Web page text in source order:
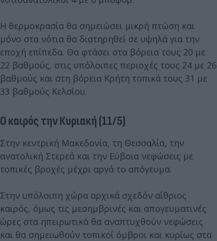
Η θερμοκρασία θα σημειώσει μικρή πτώση και
μόνο στα νότια θα διατηρηθεί σε υψηλά για την
εποχή επίπεδα. Θα φτάσει στα βόρεια τους 20 με
22 βαθμούς, στις υπόλοιπες περιοχές τους 24 με 26
βαθμούς και στη βόρεια Κρήτη τοπικά τους 31 με
33 βαθμούς Κελσίου.
Ο καιρός την Κυριακή (11/5)
Στην κεντρική Μακεδονία, τη Θεσσαλία, την
ανατολική Στερεά και την Εύβοια νεφώσεις με
τοπικές βροχές μέχρι αργά το απόγευμα.
Στην υπόλοιπη χώρα αρχικά σχεδόν αίθριος
καιρός, όμως τις μεσημβρινές και απογευματινές
ώρες στα ηπειρωτικά θα αναπτυχθούν νεφώσεις
και θα σημειωθούν τοπικοί όμβροι και κυρίως στα